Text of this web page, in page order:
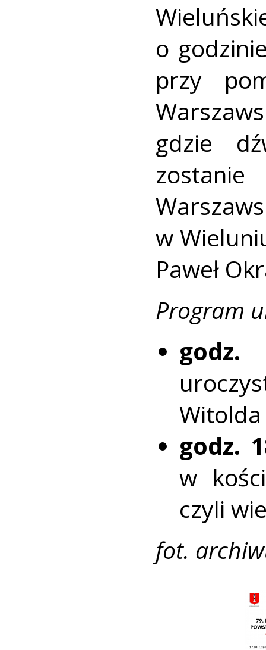
o
przy
gdzie
zostanie
w
Paweł
Program
godz.
Witolda
godz.
w
czyli
fot.